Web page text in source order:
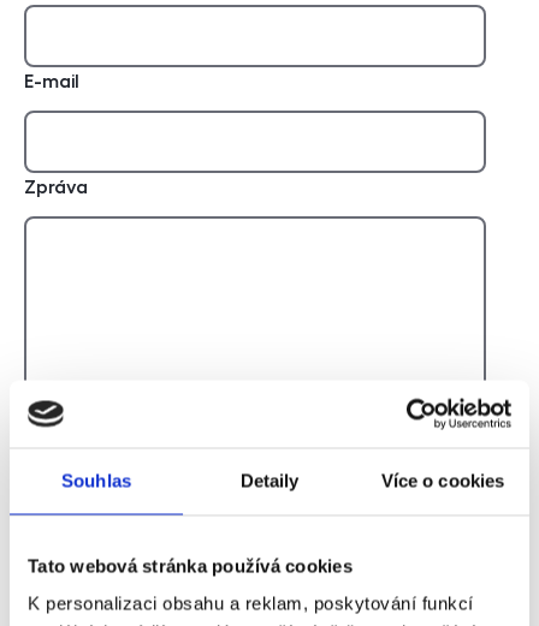
Souhlas Detaily Více o cookies
Tato webová stránka používá cookies
K personalizaci obsahu a reklam, poskytování funkcí
E-mail
Zpráva
Reference od předchozího majitele
Jméno a příjmení majitele